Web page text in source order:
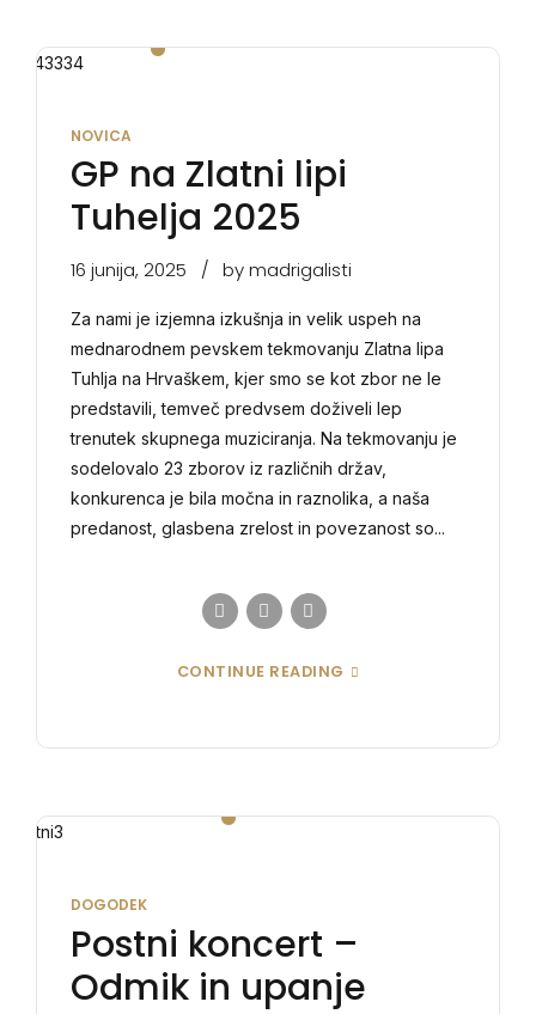
NOVICA
GP na Zlatni lipi
Tuhelja 2025
16 junija, 2025 by madrigalisti
Za nami je izjemna izkušnja in velik uspeh na
mednarodnem pevskem tekmovanju Zlatna lipa
Tuhlja na Hrvaškem, kjer smo se kot zbor ne le
predstavili, temveč predvsem doživeli lep
trenutek skupnega muziciranja. Na tekmovanju je
sodelovalo 23 zborov iz različnih držav,
konkurenca je bila močna in raznolika, a naša
predanost, glasbena zrelost in povezanost so...
CONTINUE READING
DOGODEK
Postni koncert –
Odmik in upanje